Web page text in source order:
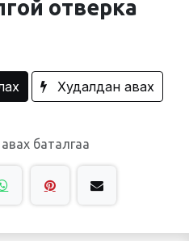
отверка
Худалдан авах
баталгаа